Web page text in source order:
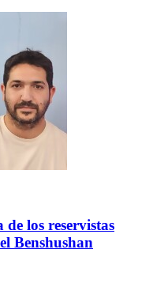
los reservistas
Benshushan